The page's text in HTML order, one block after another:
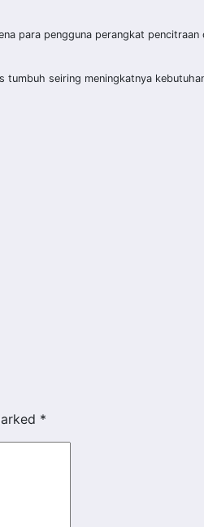
para pengguna perangkat
tumbuh seiring meningkatnya
*